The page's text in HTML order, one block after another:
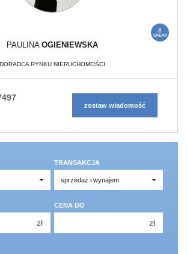
8
OFERT
PAULINA OGIENIEWSKA
DORADCA RYNKU NIERUCHOMOŚCI
zostaw wiadomość
TRANSAKCJA
zł
CENA DO
zł